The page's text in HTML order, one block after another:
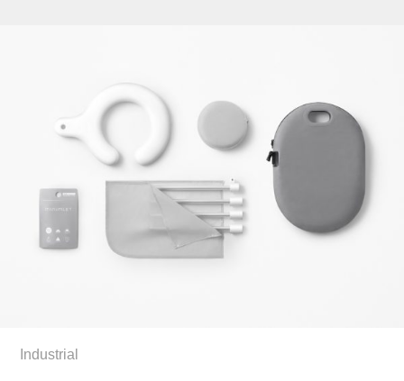
Industrial